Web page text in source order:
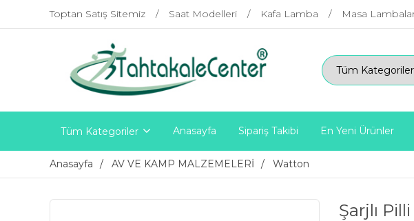
Toptan Satış Sitemiz Saat Modelleri Kafa Lamba Masa
Tüm Kategoriler Anasayfa Sipariş Takibi En Yeni Ürünler
Anasayfa AV VE KAMP MALZEMELERİ Watton
Şarjlı